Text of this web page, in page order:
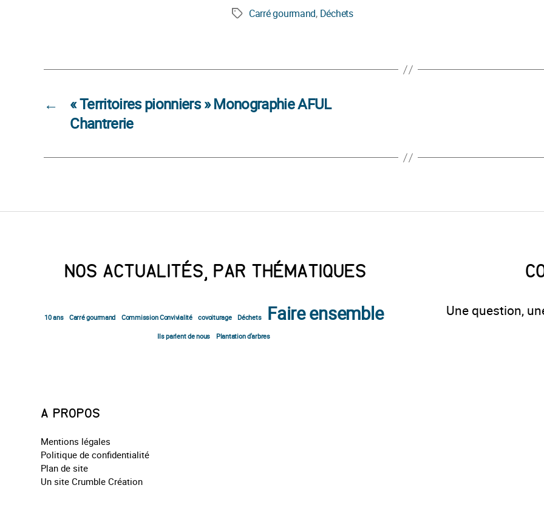
Étiquettes
Carré gourmand, Déchets
←
« Territoires pionniers » Monographie AFUL
Chantrerie
NOS ACTUALITÉS, PAR THÉMATIQUES
10 ans Carré gourmand Commission Convivialité covoiturage Déchets Faire ensemble
Ils parlent de nous Plantation d'arbres
A PROPOS
Mentions légales
Politique de confidentialité
Plan de site
Un site Crumble Création
Une question,